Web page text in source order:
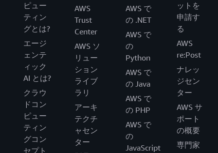
ピュー
ティン
グとは?
エージ
ェンテ
ィック
AI とは?
クラウ
ドコン
ピュー
ティン
グコン
セプト
AWS
Trust
Center
AWS ソ
リュー
ション
ライブ
ラリ
アーキ
テクチ
ャセン
ター
AWS で
の .NET
AWS で
の
Python
AWS で
の Java
AWS で
の PHP
AWS で
の
JavaScript
ットを
申請す
る
AWS
re:Post
ナレッ
ジセン
ター
AWS サ
ポート
の概要
専門家